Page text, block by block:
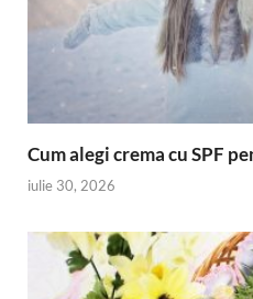
Cum alegi crema cu SPF
iulie 30, 2026